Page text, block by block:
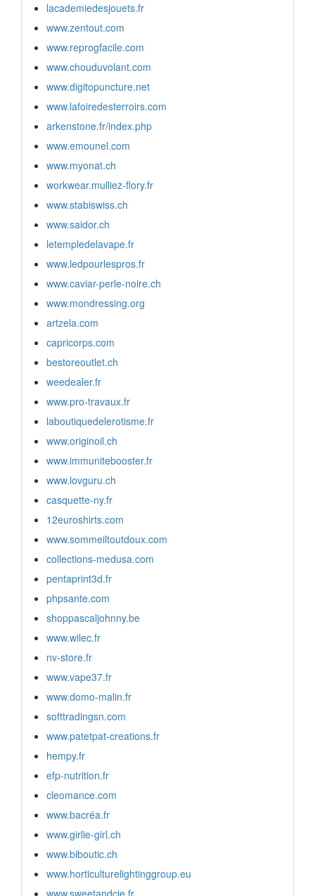
lacademiedesjouets.fr
www.zentout.com
www.reprogfacile.com
www.chouduvolant.com
www.digitopuncture.net
www.lafoiredesterroirs.com
arkenstone.fr/index.php
www.emounel.com
www.myonat.ch
workwear.mulliez-flory.fr
www.stabiswiss.ch
www.saidor.ch
letempledelavape.fr
www.ledpourlespros.fr
www.caviar-perle-noire.ch
www.mondressing.org
artzela.com
capricorps.com
bestoreoutlet.ch
weedealer.fr
www.pro-travaux.fr
laboutiquedelerotisme.fr
www.originoil.ch
www.immunitebooster.fr
www.lovguru.ch
casquette-ny.fr
12euroshirts.com
www.sommeiltoutdoux.com
collections-medusa.com
pentaprint3d.fr
phpsante.com
shoppascaljohnny.be
www.wilec.fr
nv-store.fr
www.vape37.fr
www.domo-malin.fr
softtradingsn.com
www.patetpat-creations.fr
hempy.fr
efp-nutrition.fr
cleomance.com
www.bacréa.fr
www.girlie-girl.ch
www.biboutic.ch
www.horticulturelightinggroup.eu